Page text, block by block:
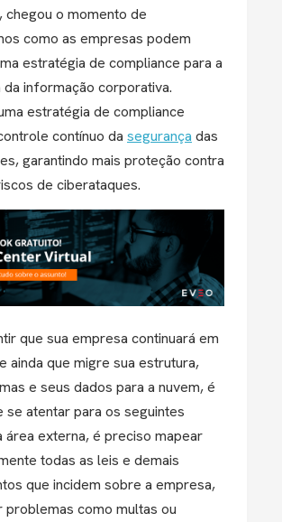
chegou o momento de
como as empresas podem
estratégia de compliance para a
da informação corporativa.
estratégia de compliance
contínuo da segurança das
garantindo mais proteção contra
de ciberataques.
que sua empresa continuará em
ainda que migre sua estrutura,
e seus dados para a nuvem, é
se atentar para os seguintes
área externa, é preciso mapear
todas as leis e demais
que incidem sobre a empresa,
problemas como multas ou